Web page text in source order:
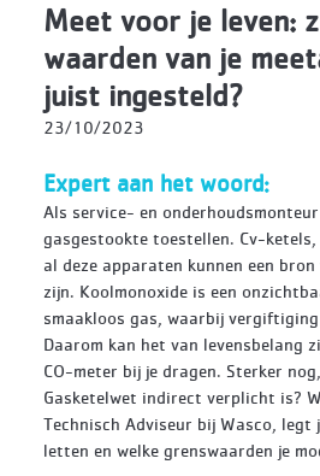
Meet voor je leven:
waarden van je
juist ingesteld?
23/10/2023
Expert aan het woord:
Als service- en
gasgestookte toestellen. Cv-ketels,
al deze apparaten kunnen een bron
zijn. Koolmonoxide is een
smaakloos gas, waarbij
Daarom kan het van levensbelang
CO-meter bij je dragen. Sterker
Gasketelwet indirect verplicht is?
Technisch Adviseur bij Wasco, legt
letten en welke grenswaarden je